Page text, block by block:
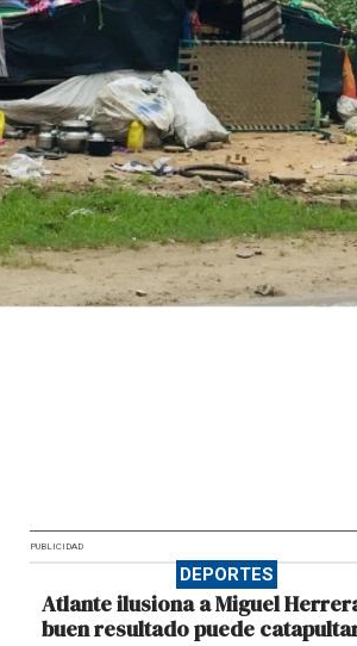
PUBLICIDAD
DEPORTES
Atlante ilusiona a Miguel
buen resultado puede